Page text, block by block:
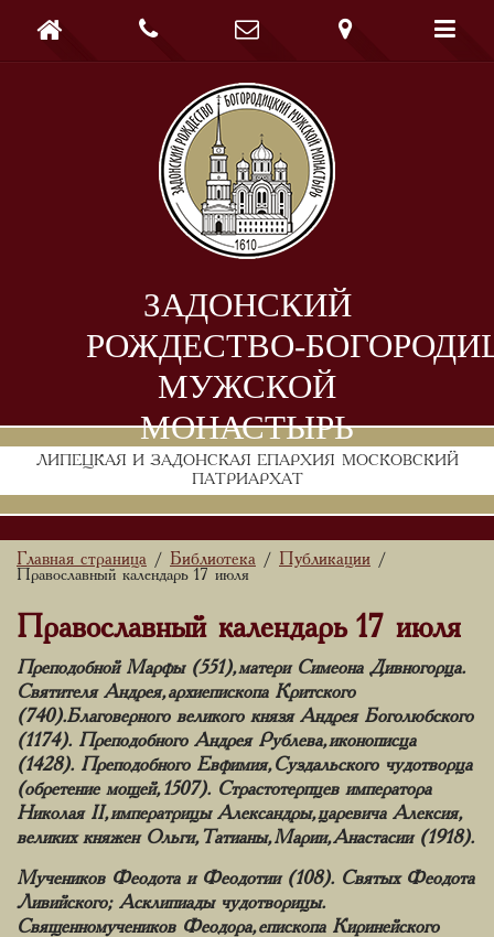
ЗАДОНСКИЙ
РОЖДЕСТВО-
МУЖСКОЙ
МОНАСТЫРЬ
ЛИПЕЦКАЯ И ЗАДОНСКАЯ ЕПАРХИЯ МОСКОВСКИЙ
ПАТРИАРХАТ
    
Главная страница / Библиотека / Публикации /
Православный календарь 17 июля
Православный календарь 17 июля
Преподобной Марфы (551), матери Симеона Дивногорца.
Святителя Андрея, архиепископа Критского
(740).Благоверного великого князя Андрея Боголюбского
(1174). Преподобного Андрея Рублева, иконописца
(1428). Преподобного Евфимия, Суздальского чудотворца
(обретение мощей, 1507). Страстотерпцев императора
Николая II, императрицы Александры, царевича Алексия,
великих княжен Ольги, Татианы, Марии, Анастасии (1918).
Мучеников Феодота и Феодотии (108). Святых Феодота
Ливийского; Асклипиады чудотворицы.
Священномучеников Феодора, епископа Киринейского